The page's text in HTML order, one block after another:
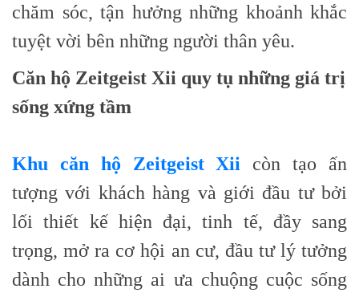
chăm sóc, tận hưởng những khoảnh khắc
tuyệt vời bên những người thân yêu.
Căn hộ Zeitgeist Xii quy tụ những giá trị
sống xứng tầm
Khu căn hộ Zeitgeist Xii
còn tạo ấn
tượng với khách hàng và giới đầu tư bởi
lối thiết kế hiện đại, tinh tế, đầy sang
trọng, mở ra cơ hội an cư, đầu tư lý tưởng
dành cho những ai ưa chuộng cuộc sống